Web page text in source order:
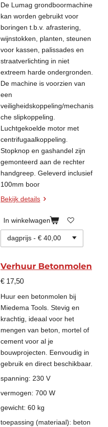
De Lumag grondboormachine
kan worden gebruikt voor
boringen t.b.v. afrastering,
wijnstokken, planten, steunen
voor kassen, palissades en
straatverlichting in niet
extreem harde ondergronden.
De machine is voorzien van
een
veiligheidskoppeling/mechanis
che slipkoppeling.
Luchtgekoelde motor met
centrifugaalkoppeling.
Stopknop en gashandel zijn
gemonteerd aan de rechter
handgreep. Geleverd inclusief
100mm boor
Bekijk details
In winkelwagen
Verhuur Betonmolen
€ 17,50
Huur een betonmolen bij
Miedema Tools. Stevig en
krachtig, ideaal voor het
mengen van beton, mortel of
cement voor al je
bouwprojecten. Eenvoudig in
gebruik en direct beschikbaar.
spanning: 230 V
vermogen: 700 W
gewicht: 60 kg
toepassing (materiaal): beton